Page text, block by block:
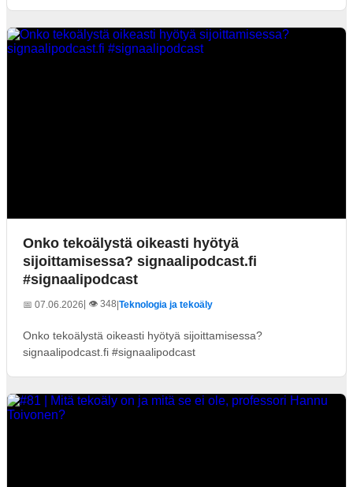
Onko tekoälystä oikeasti hyötyä
sijoittamisessa? signaalipodcast.fi
#signaalipodcast
📅 07.06.2026| 👁️ 348 Teknologia ja tekoäly
Onko tekoälystä oikeasti hyötyä sijoittamisessa?
signaalipodcast.fi #signaalipodcast